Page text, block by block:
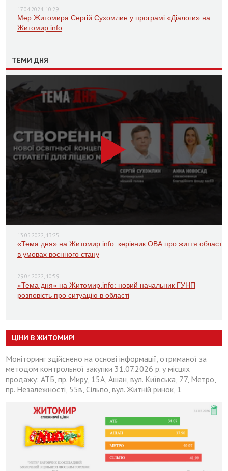
17.04.2024, 10:29
Мер Житомира Сергій Сухомлин у програмі «Діалоги» на
Житомир.info
ТЕМИ ДНЯ
13.05.2022, 13:25
«Тема дня» на Житомир.info: керівник ОВА про життя області
в умовах воєнного стану
29.04.2022, 10:59
«Тема дня» на Житомир.info: новий начальник ГУНП
розповість про ситуацію в області
ЦІНИ В ЖИТОМИРІ
Моніторинг здійснено на основі інформації, отриманої за
методом контрольної закупки 31.07.2026 р. у місцях
продажу: АТБ, пр. Миру, 15А, Ашан, вул. Київська, 77, Метро,
пр. Незалежності, 55в, Сільпо, вул. Житній ринок, 1